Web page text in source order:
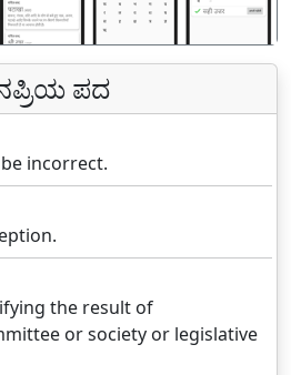
ಪದ
incorrect.
the result of
or society or legislative